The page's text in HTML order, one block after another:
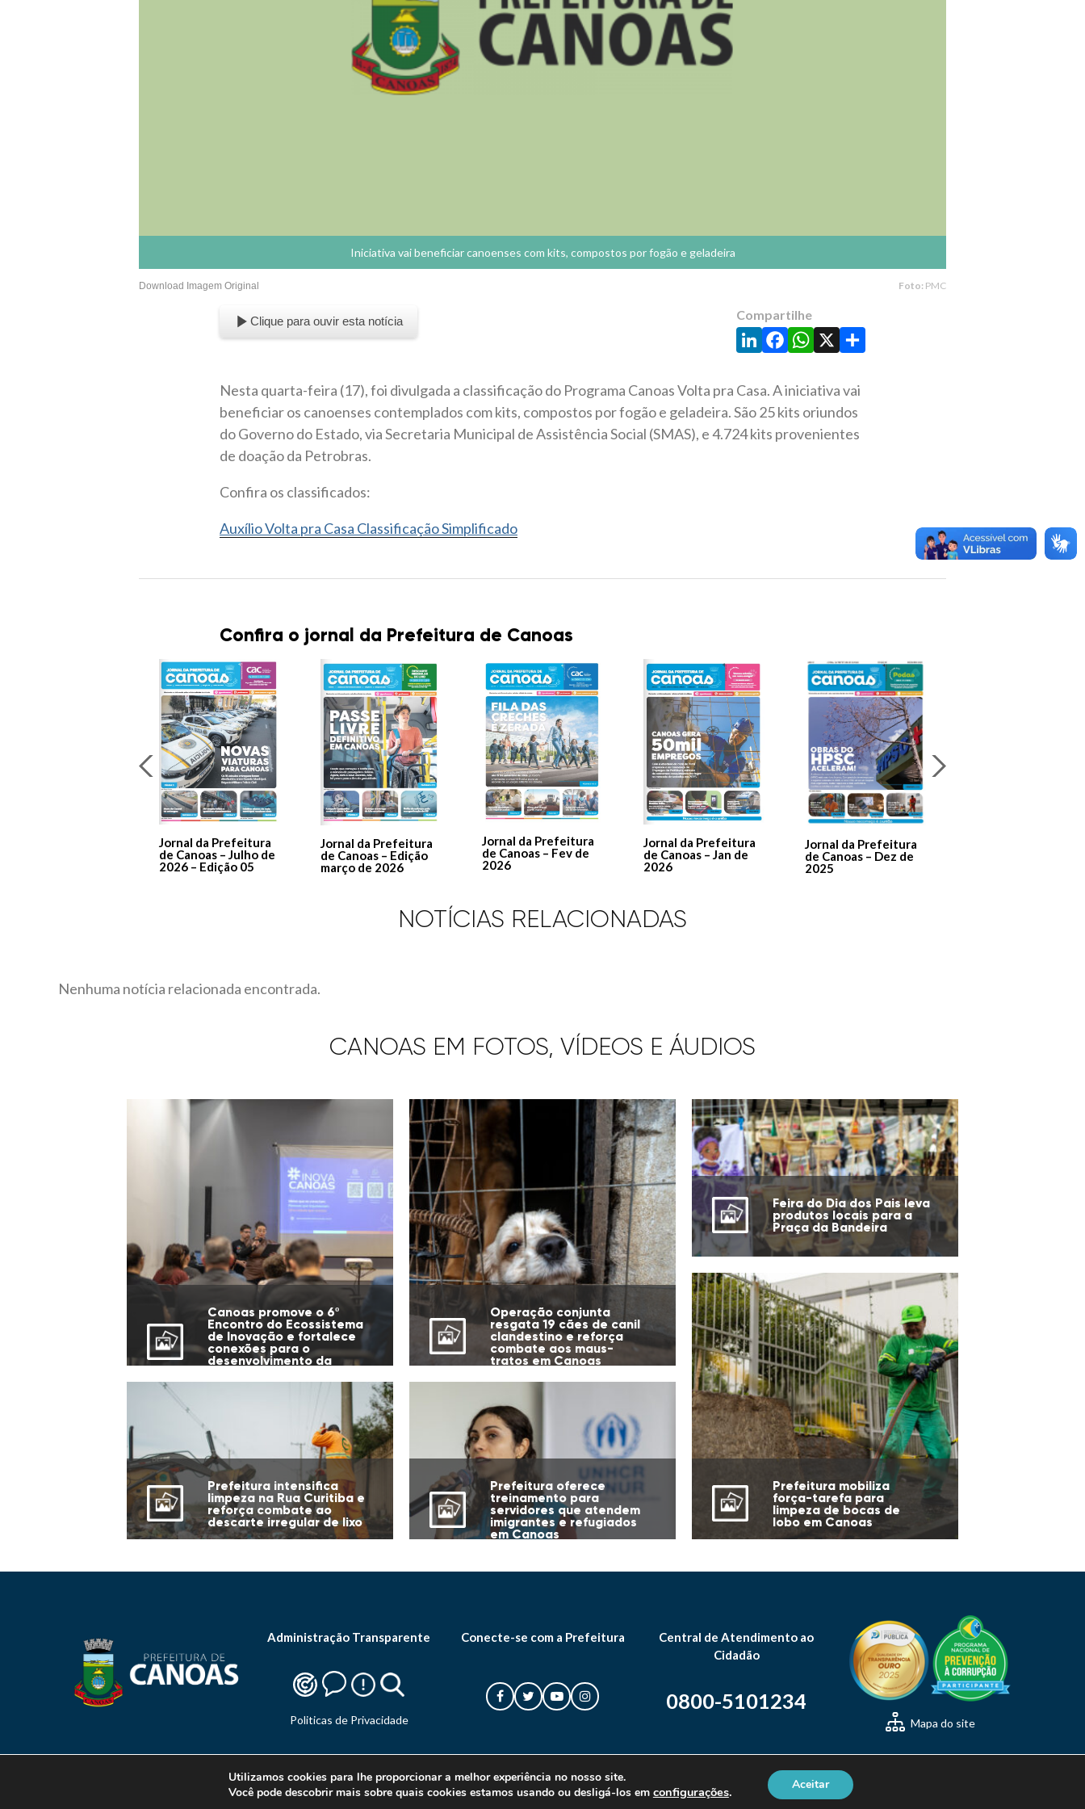
Iniciativa vai beneficiar canoenses com kits, compostos por fogão e geladeira
Download Imagem Original Foto: PMC
Clique para ouvir esta notícia Compartilhe
LinkedIn
Facebook
WhatsApp
X Share
Nesta quarta-feira (17), foi divulgada a classificação do Programa Canoas Volta pra Casa. A iniciativa vai
beneficiar os canoenses contemplados com kits, compostos por fogão e geladeira. São 25 kits oriundos
do Governo do Estado, via Secretaria Municipal de Assistência Social (SMAS), e 4.724 kits provenientes
de doação da Petrobras.
Confira os classificados:
Auxílio Volta pra Casa Classificação Simplificado
Confira o jornal da Prefeitura de Canoas
Jornal da Prefeitura
de Canoas – Julho de
2026 – Edição 05
Jornal da Prefeitura
de Canoas – Edição
março de 2026
Jornal da Prefeitura
de Canoas – Fev de
2026
Jornal da Prefeitura
de Canoas – Jan de
2026
Jornal da Prefeitura
de Canoas – Dez de
2025
NOTÍCIAS RELACIONADAS
Nenhuma notícia relacionada encontrada.
CANOAS EM FOTOS, VÍDEOS E ÁUDIOS
Canoas promove o 6º
Encontro do Ecossistema
de Inovação e fortalece
conexões para o
desenvolvimento da
Operação conjunta
resgata 19 cães de canil
clandestino e reforça
combate aos maus-
tratos em Canoas
Feira do Dia dos Pais leva
produtos locais para a
Praça da Bandeira
Prefeitura intensifica
limpeza na Rua Curitiba e
reforça combate ao
descarte irregular de lixo
Prefeitura oferece
treinamento para
servidores que atendem
imigrantes e refugiados
em Canoas
Prefeitura mobiliza
força-tarefa para
limpeza de bocas de
lobo em Canoas
Administração Transparente
Politicas de Privacidade
Conecte-se com a Prefeitura
Central de Atendimento ao
Cidadão
0800-5101234
Mapa do site
© 2026 Prefeitura Municipal de Canoas. Todos os direitos reservados.
Utilizamos cookies para lhe proporcionar a melhor experiência no nosso site.
Você pode descobrir mais sobre quais cookies estamos usando ou desligá-los em configurações. Aceitar